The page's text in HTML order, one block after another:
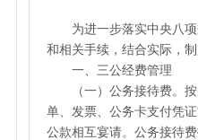
为进一步落实中央八
和相关手续，结合实际，
一、三公经费管理
（一）公务接待费。
单、发票、公务卡支付凭
公款相互宴请。公务接待